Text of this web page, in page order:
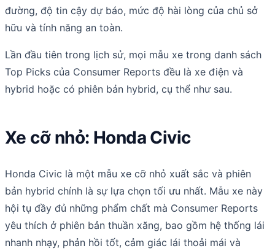
đường, độ tin cậy dự báo, mức độ hài lòng của chủ sở
hữu và tính năng an toàn.
Lần đầu tiên trong lịch sử, mọi mẫu xe trong danh sách
Top Picks của Consumer Reports đều là xe điện và
hybrid hoặc có phiên bản hybrid, cụ thể như sau.
Xe cỡ nhỏ: Honda Civic
Honda Civic là một mẫu xe cỡ nhỏ xuất sắc và phiên
bản hybrid chính là sự lựa chọn tối ưu nhất. Mẫu xe này
hội tụ đầy đủ những phẩm chất mà Consumer Reports
yêu thích ở phiên bản thuần xăng, bao gồm hệ thống lái
nhanh nhạy, phản hồi tốt, cảm giác lái thoải mái và